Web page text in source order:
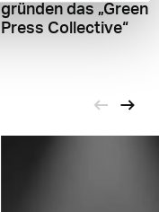
gründen das „Green
Press Collective“